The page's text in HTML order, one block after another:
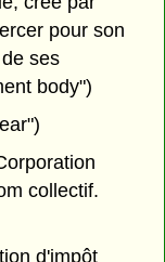
pour son
ses
body")
collectif.
d'impôt